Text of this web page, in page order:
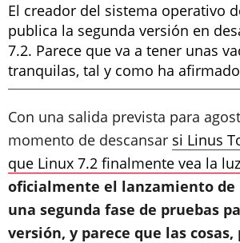
El creador del sistema operativo
publica la segunda versión en
7.2. Parece que va a tener unas
tranquilas, tal y como ha
Con una salida prevista para
momento de descansar si Linus
que Linux 7.2 finalmente vea la luz
oficialmente el lanzamiento de
una segunda fase de pruebas
versión, y parece que las